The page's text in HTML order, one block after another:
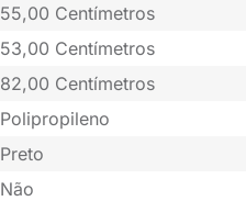
55,00 Centímetros
53,00 Centímetros
82,00 Centímetros
Polipropileno
Preto
Não